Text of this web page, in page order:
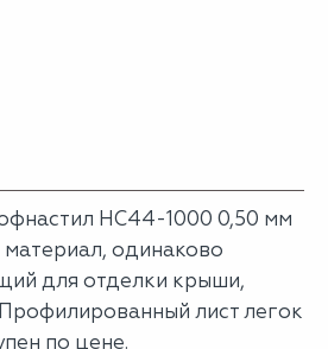
НС44-1000 0,50 мм
одинаково
для отделки крыши,
лист легок
по цене.